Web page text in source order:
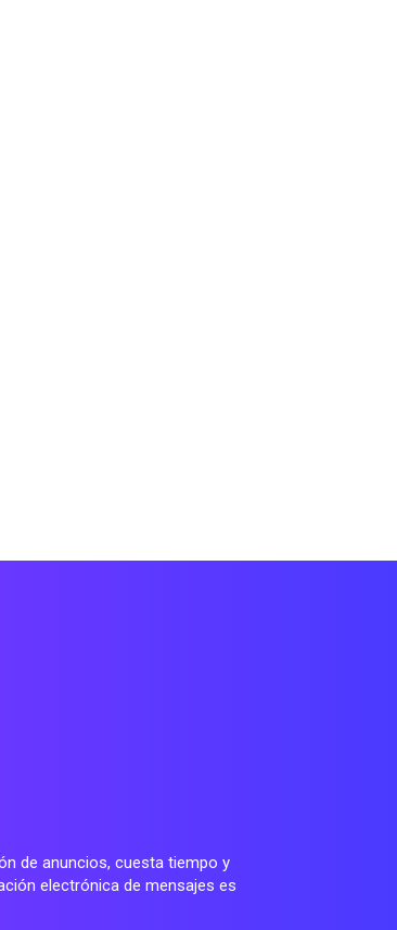
de anuncios, cuesta tiempo y
electrónica de mensajes es